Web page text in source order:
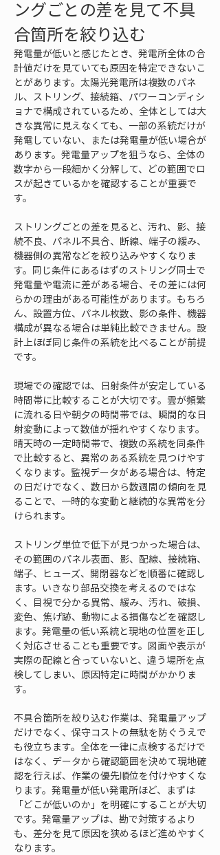
ングごとの差を見て不具
合箇所を絞り込む
発電量が低いと感じたとき、発電所全体の合
計値だけを見ていても原因を特定できないこ
とがあります。太陽光発電所は複数のパネ
ル、ストリング、接続箱、パワーコンディシ
ョナで構成されているため、全体としては大
きな異常に見えなくても、一部の系統だけが
発電していない、または発電量が低い場合が
あります。発電量アップを狙うなら、全体の
数字から一段細かく分解して、どの範囲でロ
スが起きているかを確認することが重要で
す。
ストリングごとの差を見ると、汚れ、影、接
続不良、パネル不具合、断線、端子の緩み、
機器側の異常などを絞り込みやすくなりま
す。同じ条件にあるはずのストリング同士で
発電量や電流に差がある場合、その差には何
らかの理由がある可能性があります。もちろ
ん、設置方位、パネル枚数、影の条件、機器
構成が異なる場合は単純比較できません。設
計上ほぼ同じ条件の系統を比べることが前提
です。
現場での確認では、日射条件が安定している
時間帯に比較することが大切です。雲が頻繁
に流れる日や朝夕の時間帯では、瞬間的な日
射変動によって数値が揺れやすくなります。
晴天時の一定時間帯で、複数の系統を同条件
で比較すると、異常のある系統を見つけやす
くなります。監視データがある場合は、特定
の日だけでなく、数日から数週間の傾向を見
ることで、一時的な変動と継続的な異常を分
けられます。
ストリング単位で低下が見つかった場合は、
その範囲のパネル表面、影、配線、接続箱、
端子、ヒューズ、開閉器などを順番に確認し
ます。いきなり部品交換を考えるのではな
く、目視で分かる異常、緩み、汚れ、破損、
変色、焦げ跡、動物による損傷などを確認し
ます。発電量の低い系統と現地の位置を正し
く対応させることも重要です。図面や表示が
実際の配線と合っていないと、違う場所を点
検してしまい、原因特定に時間がかかりま
す。
不具合箇所を絞り込む作業は、発電量アップ
だけでなく、保守コストの無駄を防ぐうえで
も役立ちます。全体を一律に点検するだけで
はなく、データから確認範囲を決めて現地確
認を行えば、作業の優先順位を付けやすくな
ります。発電量が低い発電所ほど、まずは
「どこが低いのか」を明確にすることが大切
です。発電量アップは、勘で対策するより
も、差分を見て原因を狭めるほど進めやすく
なります。